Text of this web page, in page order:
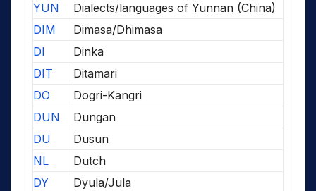
YUN
Dialects/languages of Yunnan (China)
DIM
Dimasa/Dhimasa
DI
Dinka
DIT
Ditamari
DO
Dogri-Kangri
DUN
Dungan
DU
Dusun
NL
Dutch
DY
Dyula/Jula